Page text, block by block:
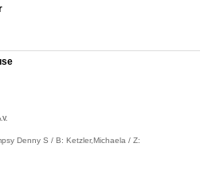
Denny S / B: Ketzler,Michaela / Z: